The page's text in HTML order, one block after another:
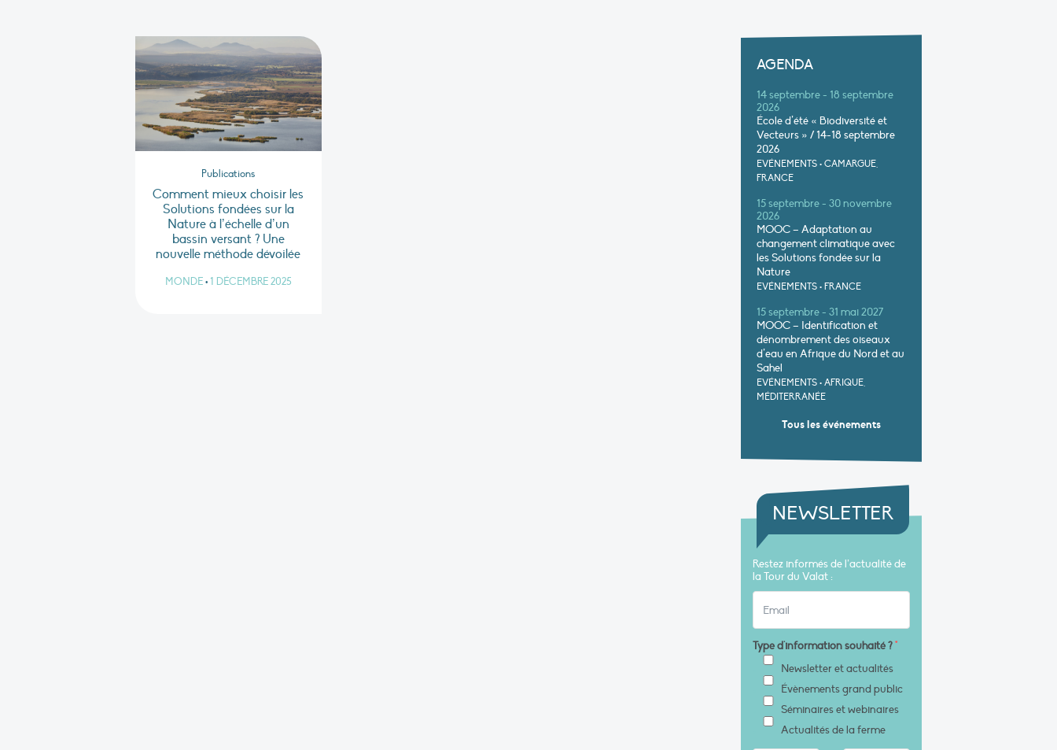
Publications
Comment mieux choisir les
Solutions fondées sur la
Nature à l’échelle d’un
bassin versant ? Une
nouvelle méthode dévoilée
MONDE•1 DÉCEMBRE 2025
AGENDA
14 septembre - 18 septembre
2026
École d’été « Biodiversité et
Vecteurs » / 14-18 septembre
2026
EVÉNEMENTS • CAMARGUE,
FRANCE
15 septembre - 30 novembre
2026
MOOC – Adaptation au
changement climatique avec
les Solutions fondée sur la
Nature
EVÉNEMENTS • FRANCE
15 septembre - 31 mai 2027
MOOC – Identification et
dénombrement des oiseaux
d’eau en Afrique du Nord et au
Sahel
EVÉNEMENTS • AFRIQUE,
MÉDITERRANÉE
Tous les événements
NEWSLETTER
Restez informés de l’actualité de
la Tour du Valat :
Type d'information souhaité ?*
Newsletter et actualités
Évènements grand public
Séminaires et webinaires
Actualités de la ferme